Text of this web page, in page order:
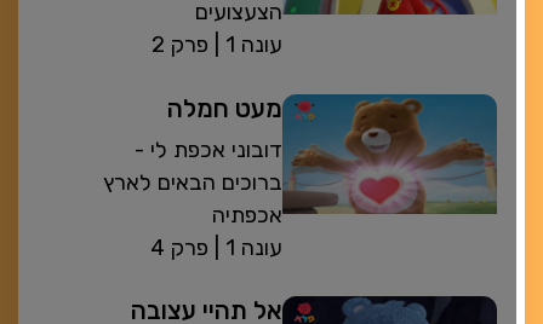
הצעצועים
פרק 2
| עונה 1
מעט חמלה
דובוני אכפת לי -
ברוכים הבאים לארץ
אכפתיה
פרק 4
| עונה 1
אל תהיי עצובה